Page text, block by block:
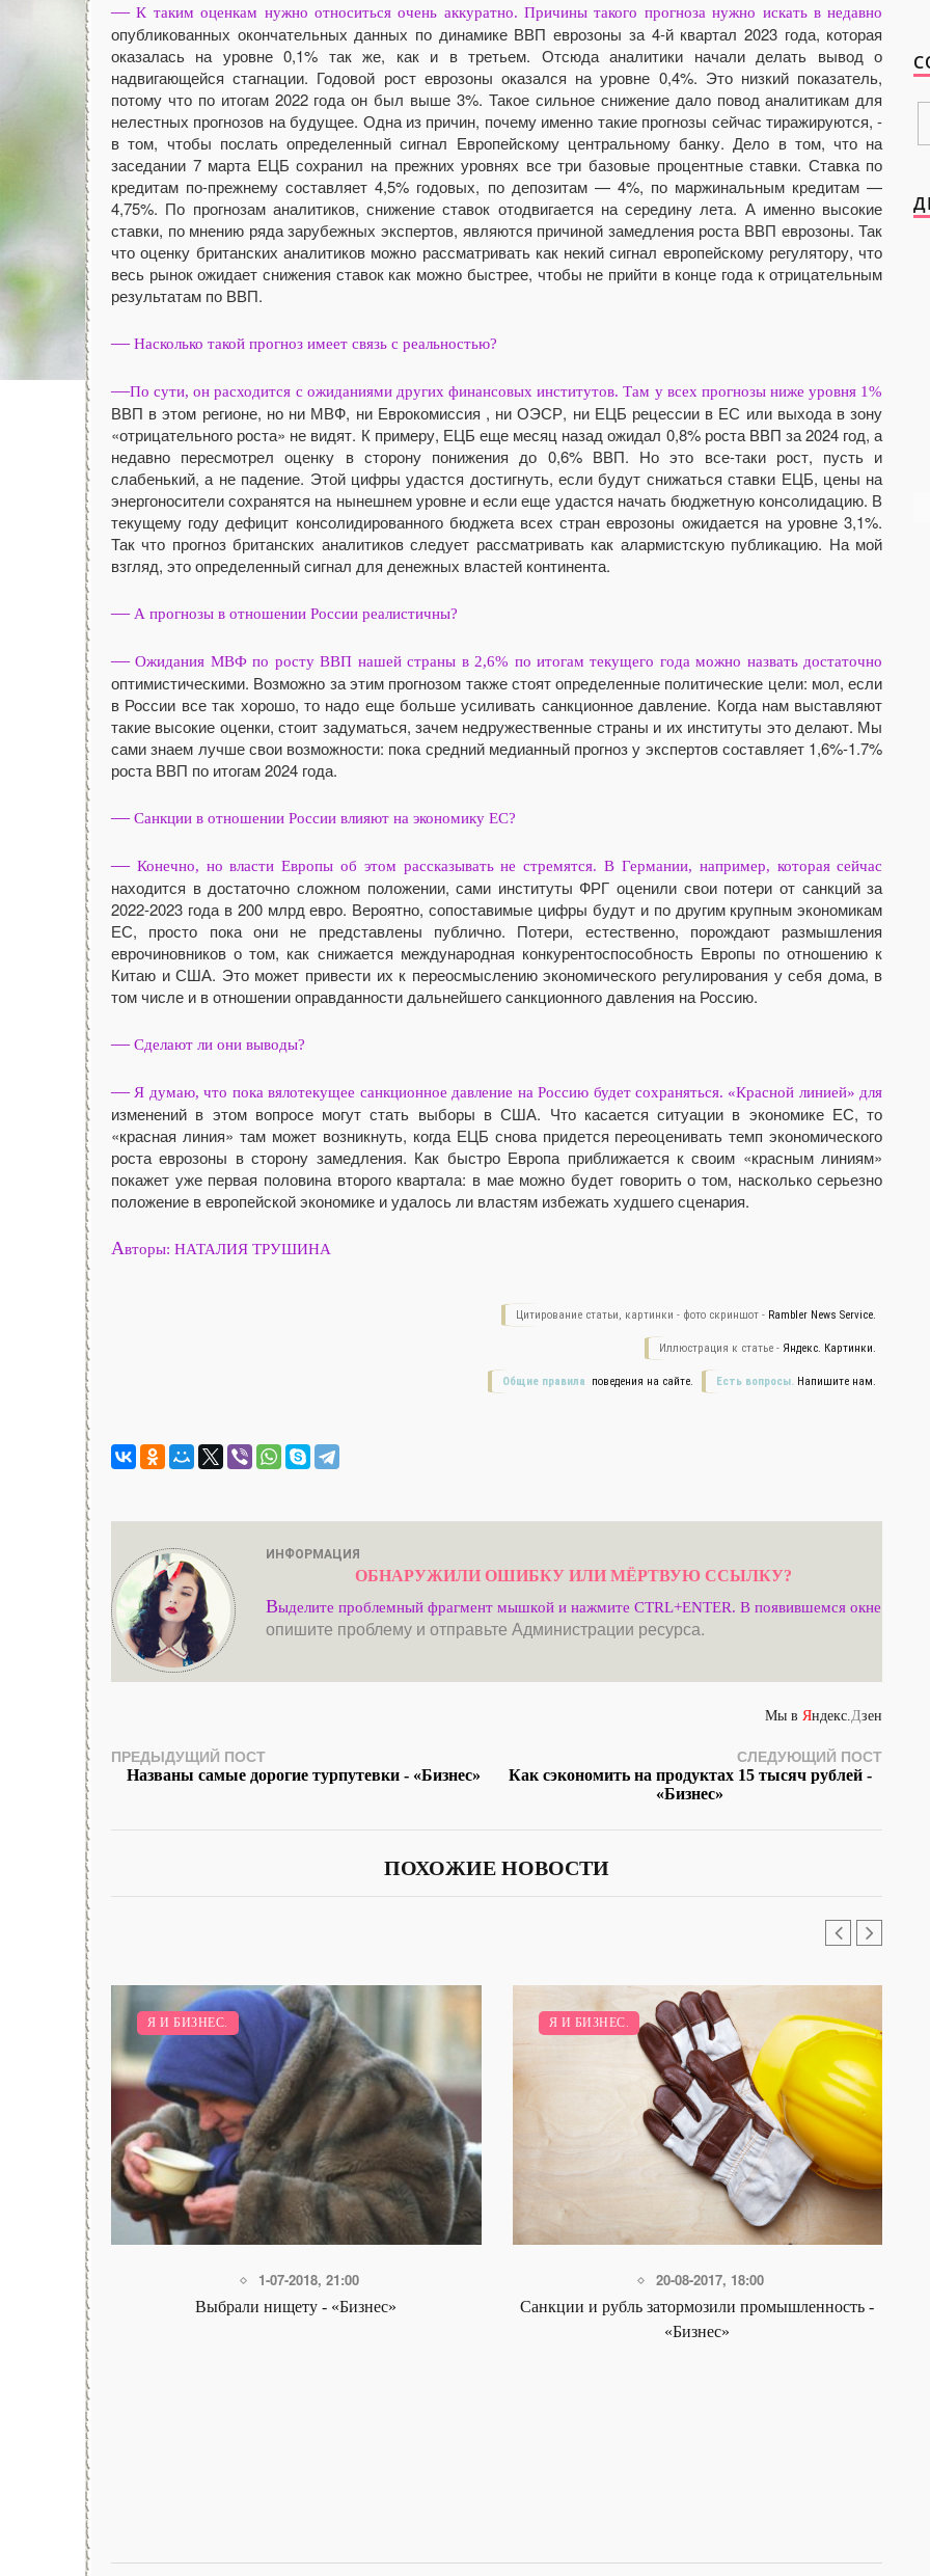
—К таким оценкам нужно относиться очень аккуратно. Причины такого прогноза нужно искать в недавно
опубликованных окончательных данных по динамике ВВП еврозоны за 4-й квартал 2023 года, которая
оказалась на уровне 0,1% так же, как и в третьем. Отсюда аналитики начали делать вывод о
надвигающейся стагнации. Годовой рост еврозоны оказался на уровне 0,4%. Это низкий показатель,
потому что по итогам 2022 года он был выше 3%. Такое сильное снижение дало повод аналитикам для
нелестных прогнозов на будущее. Одна из причин, почему именно такие прогнозы сейчас тиражируются, -
в том, чтобы послать определенный сигнал Европейскому центральному банку. Дело в том, что на
заседании 7 марта ЕЦБ сохранил на прежних уровнях все три базовые процентные ставки. Ставка по
кредитам по-прежнему составляет 4,5% годовых, по депозитам — 4%, по маржинальным кредитам —
4,75%. По прогнозам аналитиков, снижение ставок отодвигается на середину лета. А именно высокие
ставки, по мнению ряда зарубежных экспертов, являются причиной замедления роста ВВП еврозоны. Так
что оценку британских аналитиков можно рассматривать как некий сигнал европейскому регулятору, что
весь рынок ожидает снижения ставок как можно быстрее, чтобы не прийти в конце года к отрицательным
результатам по ВВП.
—Насколько такой прогноз имеет связь с реальностью?
—По сути, он расходится с ожиданиями других финансовых институтов. Там у всех прогнозы ниже уровня 1%
ВВП в этом регионе, но ни МВФ, ни Еврокомиссия , ни ОЭСР, ни ЕЦБ рецессии в ЕС или выхода в зону
«отрицательного роста» не видят. К примеру, ЕЦБ еще месяц назад ожидал 0,8% роста ВВП за 2024 год, а
недавно пересмотрел оценку в сторону понижения до 0,6% ВВП. Но это все-таки рост, пусть и
слабенький, а не падение. Этой цифры удастся достигнуть, если будут снижаться ставки ЕЦБ, цены на
энергоносители сохранятся на нынешнем уровне и если еще удастся начать бюджетную консолидацию. В
текущему году дефицит консолидированного бюджета всех стран еврозоны ожидается на уровне 3,1%.
Так что прогноз британских аналитиков следует рассматривать как алармистскую публикацию. На мой
взгляд, это определенный сигнал для денежных властей континента.
—А прогнозы в отношении России реалистичны?
—Ожидания МВФ по росту ВВП нашей страны в 2,6% по итогам текущего года можно назвать достаточно
оптимистическими. Возможно за этим прогнозом также стоят определенные политические цели: мол, если
в России все так хорошо, то надо еще больше усиливать санкционное давление. Когда нам выставляют
такие высокие оценки, стоит задуматься, зачем недружественные страны и их институты это делают. Мы
сами знаем лучше свои возможности: пока средний медианный прогноз у экспертов составляет 1,6%-1.7%
роста ВВП по итогам 2024 года.
—Санкции в отношении России влияют на экономику ЕС?
—Конечно, но власти Европы об этом рассказывать не стремятся. В Германии, например, которая сейчас
находится в достаточно сложном положении, сами институты ФРГ оценили свои потери от санкций за
2022-2023 года в 200 млрд евро. Вероятно, сопоставимые цифры будут и по другим крупным экономикам
ЕС, просто пока они не представлены публично. Потери, естественно, порождают размышления
еврочиновников о том, как снижается международная конкурентоспособность Европы по отношению к
Китаю и США. Это может привести их к переосмыслению экономического регулирования у себя дома, в
том числе и в отношении оправданности дальнейшего санкционного давления на Россию.
—Сделают ли они выводы?
—Я думаю, что пока вялотекущее санкционное давление на Россию будет сохраняться. «Красной линией» для
изменений в этом вопросе могут стать выборы в США. Что касается ситуации в экономике ЕС, то
«красная линия» там может возникнуть, когда ЕЦБ снова придется переоценивать темп экономического
роста еврозоны в сторону замедления. Как быстро Европа приближается к своим «красным линиям»
покажет уже первая половина второго квартала: в мае можно будет говорить о том, насколько серьезно
положение в европейской экономике и удалось ли властям избежать худшего сценария.
Авторы: НАТАЛИЯ ТРУШИНА
Цитирование статьи, картинки - фото скриншот - Rambler News Service.
Иллюстрация к статье - Яндекс. Картинки.
Есть вопросы. Напишите нам.
Общие правила поведения на сайте.
ИНФОРМАЦИЯ
ОБНАРУЖИЛИ ОШИБКУ ИЛИ МЁРТВУЮ ССЫЛКУ?
Выделите проблемный фрагмент мышкой и нажмите CTRL+ENTER. В появившемся окне
опишите проблему и отправьте Администрации ресурса.
Мы вЯндекс.Дзен
ПРЕДЫДУЩИЙ ПОСТ
Названы самые дорогие турпутевки - «Бизнес»
СЛЕДУЮЩИЙ ПОСТ
Как сэкономить на продуктах 15 тысяч рублей -
«Бизнес»
ПОХОЖИЕ НОВОСТИ
Я И БИЗНЕС.
1-07-2018, 21:00
Выбрали нищету - «Бизнес»
Я И БИЗНЕС.
20-08-2017, 18:00
Санкции и рубль затормозили промышленность -
«Бизнес»